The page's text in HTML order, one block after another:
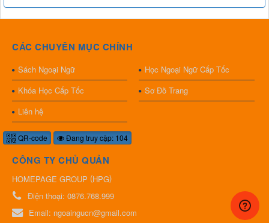
CÁC CHUYÊN MỤC CHÍNH
Sách Ngoại Ngữ
Học Ngoại Ngữ Cấp Tốc
Khóa Học Cấp Tốc
Sơ Đồ Trang
Liên hệ
QR-code Đang truy cập: 104
CÔNG TY CHỦ QUẢN
HOMEPAGE GROUP (HPG)
Điện thoại: 0876.768.999
Email: ngoaingucn@gmail.com